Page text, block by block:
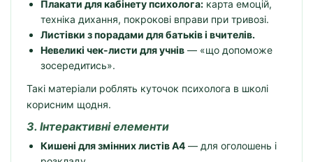
Плакати для кабінету психолога: карта емоцій,
техніка дихання, покрокові вправи при тривозі.
Листівки з порадами для батьків і вчителів.
Невеликі чек-листи для учнів — «що допоможе
зосередитись».
Такі матеріали роблять куточок психолога в школі
корисним щодня.
3. Інтерактивні елементи
Кишені для змінних листів A4 — для оголошень і